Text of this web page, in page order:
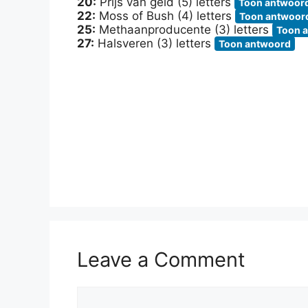
22: Moss of Bush (4) letters Toon
25: Methaanproducente (3) letters Toon
27: Halsveren (3) letters Toon antwoord
Leave a Comment